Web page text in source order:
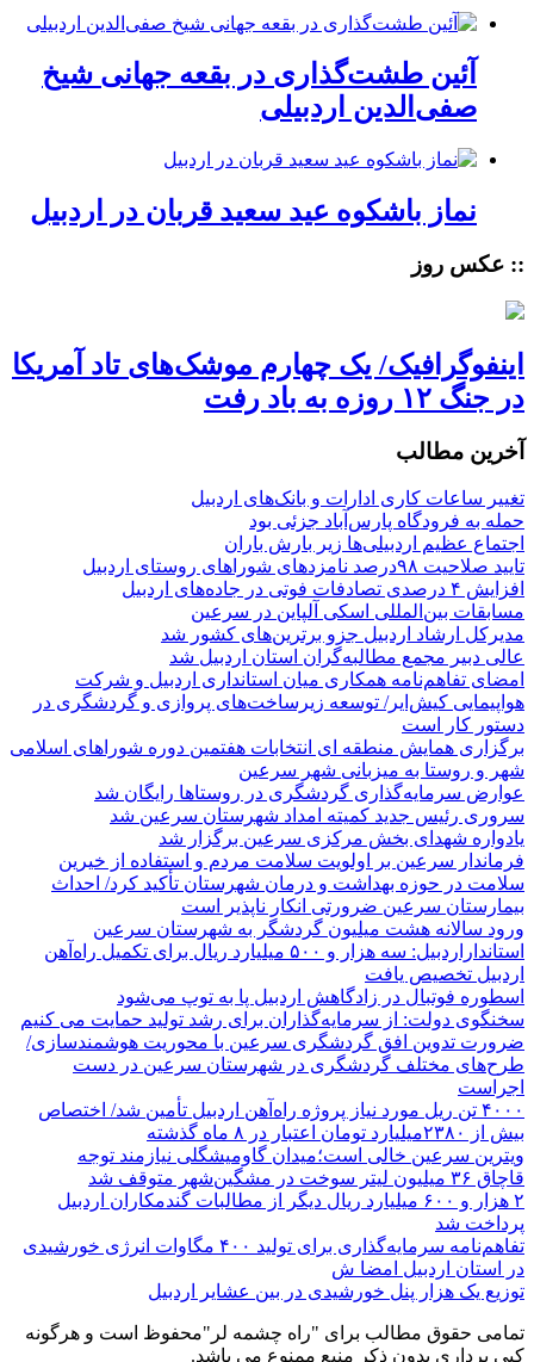
آئین طشت‌گذاری در بقعه جهانی شیخ
صفی‌الدین اردبیلی
نماز باشکوه عید سعید قربان در اردبیل
:: عکس روز
اینفوگرافیک/ یک چهارم موشک‌های تاد آمریکا
در جنگ ۱۲ روزه به باد رفت
آخرین مطالب
تغییر ساعات کاری ادارات و بانک‌های اردبیل
حمله به فرودگاه پارس‌‌آباد جزئی بود
اجتماع عظیم اردبیلی‌ها زیر بارش باران
تایید صلاحیت ۹۸درصد نامزدهای شوراهای روستای اردبیل
افزایش ۴ درصدی تصادفات فوتی در جاده‌های اردبیل
مسابقات بین‌المللی اسکی آلپاین در سرعین
مدیرکل ارشاد اردبیل جزو برترین‌های کشور شد
عالی دبیر مجمع مطالبه‌گران استان اردبیل شد
امضای تفاهم‌نامه همکاری میان استانداری اردبیل و شرکت
هواپیمایی کیش‌ایر/ توسعه زیرساخت‌های پروازی و گردشگری در
دستور کار است
برگزاری همایش منطقه ای انتخابات هفتمین دوره شوراهای اسلامی
شهر و روستا به میزبانی شهر سرعین
عوارض سرمایه‌گذاری گردشگری در روستاها رایگان شد
سروری رئیس جدید کمیته امداد شهرستان سرعین شد
یادواره شهدای بخش مرکزی سرعین برگزار شد
فرماندار سرعین بر اولویت سلامت مردم و استفاده از خیرین
سلامت در حوزه بهداشت و درمان شهرستان تأکید کرد/ احداث
بیمارستان سرعین ضرورتی انکار ناپذیر است
ورود سالانه هشت میلیون گردشگر به شهرستان سرعین
استانداراردبیل: سه هزار و ۵۰۰ میلیارد ریال برای تکمیل راه‌آهن
اردبیل تخصیص یافت
اسطوره فوتبال در زادگاهش اردبیل پا به توپ می‌شود
سخنگوی دولت: از سرمایه‌گذاران برای رشد تولید حمایت می کنیم
ضرورت تدوین افق گردشگری سرعین با محوریت هوشمندسازی/
طرح‌های مختلف گردشگری در شهرستان سرعین در دست
اجراست
۴۰۰۰ تن ریل مورد نیاز پروژه راه‌آهن اردبیل تأمین شد/ اختصاص
بیش از ۲۳۸۰میلیارد تومان اعتبار در ۸ ماه گذشته
ویترین سرعین خالی است؛میدان گاومیشگلی نیازمند توجه
قاچاق ۳۶ میلیون لیتر سوخت در مشگین‌شهر متوقف شد
۲ هزار و ۶۰۰‌ میلیارد ریال دیگر از مطالبات گندمکاران اردبیل
پرداخت شد
تفاهم‌نامه سرمایه‌گذاری برای تولید ۴۰۰ مگاوات انرژی خورشیدی
در استان اردبیل امضا ش
توزیع یک هزار پنل خورشیدی در بین عشایر اردبیل
تمامی حقوق مطالب برای "راه چشمه لر"محفوظ است و هرگونه
کپی برداری بدون ذکر منبع ممنوع می باشد.